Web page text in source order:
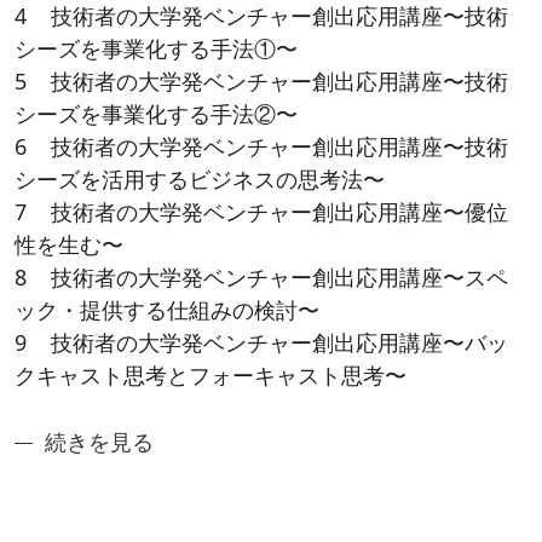
4 技術者の大学発ベンチャー創出応用講座〜技術
シーズを事業化する手法①〜
5 技術者の大学発ベンチャー創出応用講座〜技術
シーズを事業化する手法②〜
6 技術者の大学発ベンチャー創出応用講座〜技術
シーズを活用するビジネスの思考法〜
7 技術者の大学発ベンチャー創出応用講座〜優位
性を生む〜
8 技術者の大学発ベンチャー創出応用講座〜スペ
ック・提供する仕組みの検討〜
9 技術者の大学発ベンチャー創出応用講座〜バッ
クキャスト思考とフォーキャスト思考〜
奈良先端アントレシリーズ5：技術者の大学発ベ
続きを見る